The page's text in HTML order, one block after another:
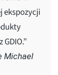
ekspozycji
Michael